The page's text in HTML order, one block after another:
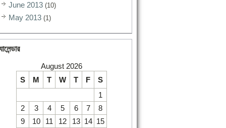
June 2013 (10)
May 2013 (1)
August 2026
S
M T W T F
S
1
2
3 4 5 6 7
8
9
10 11 12 13 14 15